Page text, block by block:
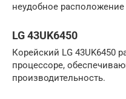
неудобное
LG 43UK6450
Корейский LG 43UK6450
процессоре,
производительность.